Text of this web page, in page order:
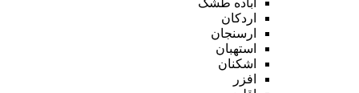
اردکان
ارسنجان
استهبان
اشکنان
افزر